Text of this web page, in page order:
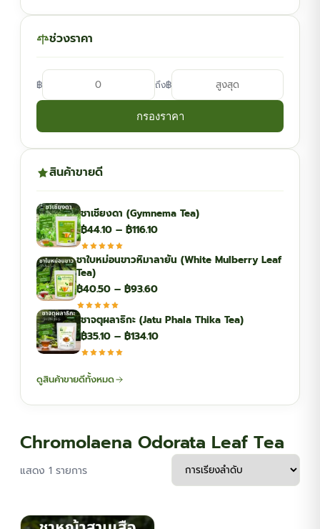
ช่วงราคา
฿ ถึง฿
กรองราคา
สินค้าขายดี
ชาเชียงดา (Gymnema Tea)
฿44.10 – ฿116.10Price
฿44.10
฿116.10
ชาใบหม่อนขาวหิมาลายัน (White Mulberry Leaf
Tea)
฿40.50 – ฿93.60Price
฿40.50
through
ชาจตุผลาธิกะ (Jatu Phala Thika Tea)
฿35.10 – ฿134.10Price
ดูสินค้าขายดีทั้งหมด
Chromolaena Odorata Leaf Tea
แสดง 1 รายการ